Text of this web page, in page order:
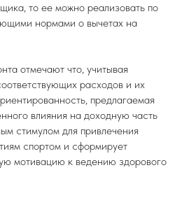
то ее можно реализовать по
нормами о вычетах на
отмечают что, учитывая
расходов и их
предлагаемая
влияния на доходную часть
стимулом для привлечения
спортом и сформирует
мотивацию к ведению здорового